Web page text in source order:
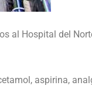
al Hospital del
aspirina,